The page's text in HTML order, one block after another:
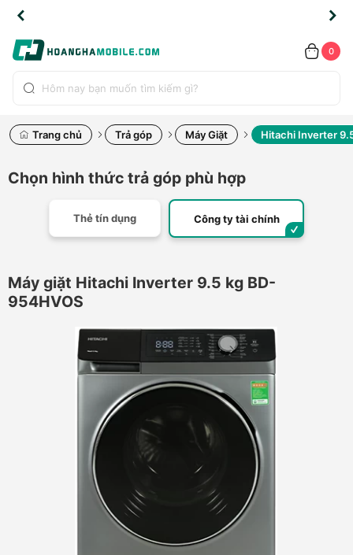
0
Trang chủ Trả góp Máy Giặt Hitachi Inverter
Chọn hình thức trả góp phù hợp
Thẻ tín dụng Công ty tài chính
Máy giặt Hitachi Inverter 9.5 kg BD-
954HVOS